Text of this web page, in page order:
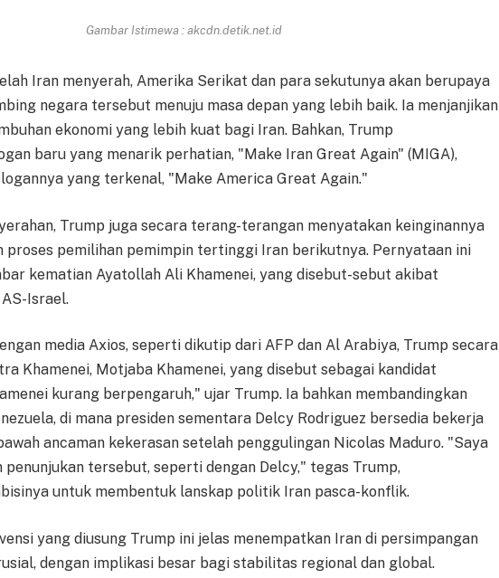
Gambar Istimewa : akcdn.detik.net.id
Iran menyerah, Amerika Serikat dan para sekutunya akan berupaya
negara tersebut menuju masa depan yang lebih baik. Ia menjanjikan
ekonomi yang lebih kuat bagi Iran. Bahkan, Trump
baru yang menarik perhatian, "Make Iran Great Again" (MIGA),
yang terkenal, "Make America Great Again."
Trump juga secara terang-terangan menyatakan keinginannya
pemilihan pemimpin tertinggi Iran berikutnya. Pernyataan ini
kematian Ayatollah Ali Khamenei, yang disebut-sebut akibat
Israel.
media Axios, seperti dikutip dari AFP dan Al Arabiya, Trump secara
Khamenei, Motjaba Khamenei, yang disebut sebagai kandidat
kurang berpengaruh," ujar Trump. Ia bahkan membandingkan
di mana presiden sementara Delcy Rodriguez bersedia bekerja
ancaman kekerasan setelah penggulingan Nicolas Maduro. "Saya
tersebut, seperti dengan Delcy," tegas Trump,
untuk membentuk lanskap politik Iran pasca-konflik.
yang diusung Trump ini jelas menempatkan Iran di persimpangan
dengan implikasi besar bagi stabilitas regional dan global.